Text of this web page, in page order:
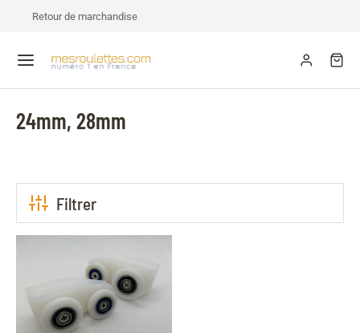
Retour de marchandise
24mm, 28mm
Filtrer